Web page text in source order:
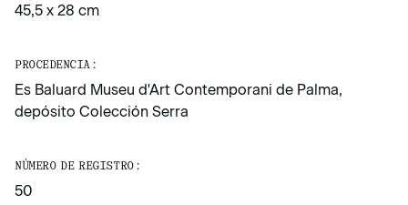
45,5 x 28 cm
PROCEDENCIA:
Es Baluard Museu d'Art Contemporani de Palma,
depósito Colección Serra
NÚMERO DE REGISTRO:
50